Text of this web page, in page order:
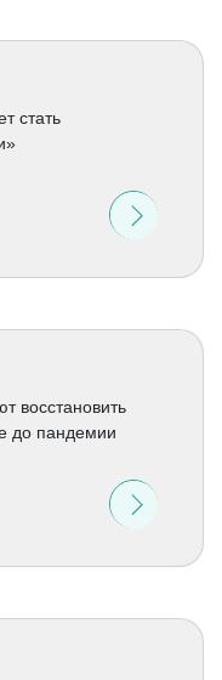
стать
восстановить
до пандемии